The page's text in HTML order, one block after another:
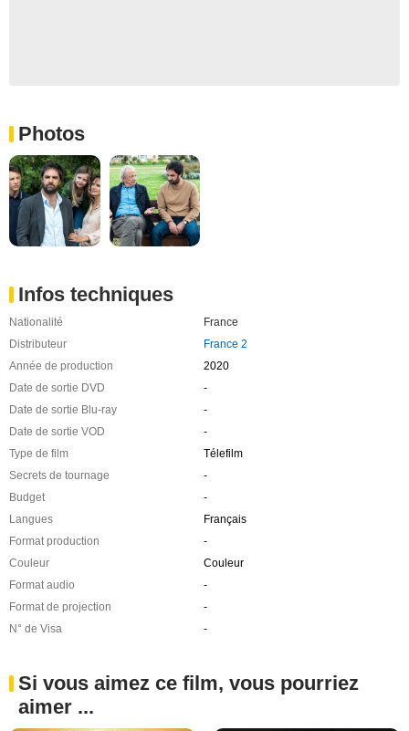
Photos
Infos techniques
Nationalité
France
Distributeur
France 2
Année de production
2020
Date de sortie DVD
-
Date de sortie Blu-ray
-
Date de sortie VOD
-
Type de film
Télefilm
Secrets de tournage
-
Budget
-
Langues
Français
Format production
-
Couleur
Couleur
Format audio
-
Format de projection
-
N° de Visa
-
Si vous aimez ce film, vous pourriez
aimer ...